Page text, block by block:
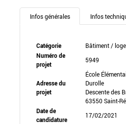
Infos générales Infos
Catégorie
Bâtiment /
Numéro de
projet
5949
Adresse du
projet
École
Durolle
Descente des
63550 Saint-
Date de
candidature
17/02/2021